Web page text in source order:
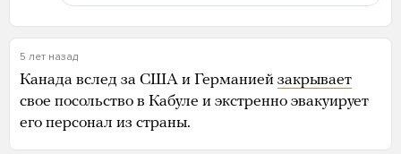
5 лет назад
Канада вслед за США и Германией закрывает
свое посольство в Кабуле и экстренно эвакуирует
его персонал из страны.